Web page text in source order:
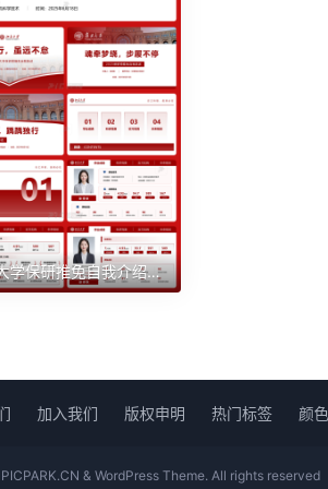
42页大学保研推免自我介绍陈述PPT模板（支持一键换色）
加入我们 版权申明 热门标签 颜
& WordPress Theme. All rights reserved